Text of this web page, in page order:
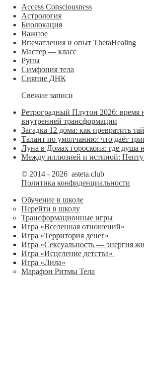
Access Consciousness
Астрология
Биолокация
Важное
Впечатления и опыт ThetaHealing
Мастер — класс
Руны
Симфония тела
Сияние ДНК
Свежие записи
Ретроградный Плутон 2026: время
внутренней трансформации
Загадка 12 дома: как превратить
Талант по умолчанию: что даёт
Луна в Домах гороскопа: где душа
Между иллюзией и истиной:
© 2014 - 2026 asteta.club
Политика конфиденциальности
Обучение в школе
Перейти в школу
Трансформационные игры
Игра «Вселенная отношений»
Игра «Территория денег»
Игра «Сексуальность — энергия
Игра «Исцеление детства»
Игра «Лила»
Марафон Ритмы Тела